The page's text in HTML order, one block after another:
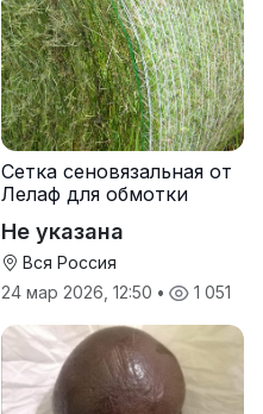
Сетка сеновязальная от
Лелаф для обмотки
Не указана
Вся Россия
24 мар 2026, 12:50 • 1 051